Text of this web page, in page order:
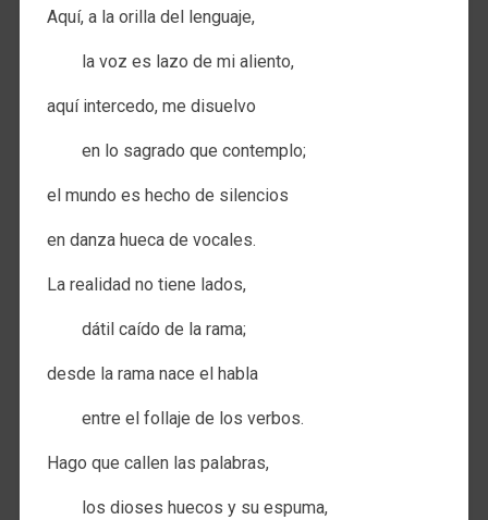
Aquí, a la orilla del lenguaje,
la voz es lazo de mi aliento,
aquí intercedo, me disuelvo
en lo sagrado que contemplo;
el mundo es hecho de silencios
en danza hueca de vocales.
La realidad no tiene lados,
dátil caído de la rama;
desde la rama nace el habla
entre el follaje de los verbos.
Hago que callen las palabras,
los dioses huecos y su espuma,